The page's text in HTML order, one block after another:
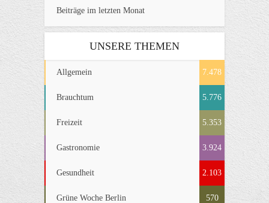
Beiträge im letzten Monat
UNSERE THEMEN
Allgemein 7.478
Brauchtum 5.776
Freizeit 5.353
Gastronomie 3.924
Gesundheit 2.103
Grüne Woche Berlin 570